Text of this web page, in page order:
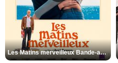
Les Matins merveilleux Bande-annonce VF